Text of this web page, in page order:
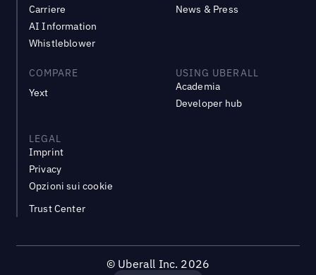
Carriere
AI Information
Whistleblower
News & Press
COMPARE
Yext
USING UBERALL
Academia
Developer hub
LEGAL
Imprint
Privacy
Opzioni sui cookie
Trust Center
© Uberall Inc. 2026